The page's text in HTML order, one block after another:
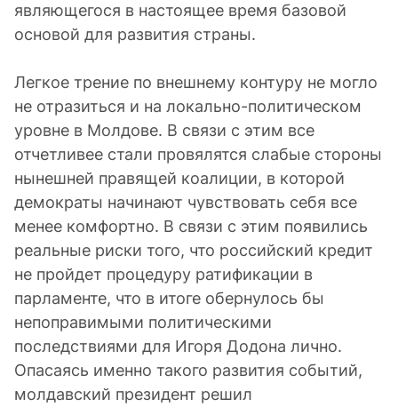
являющегося в настоящее время базовой
основой для развития страны.
Легкое трение по внешнему контуру не могло
не отразиться и на локально-политическом
уровне в Молдове. В связи с этим все
отчетливее стали провялятся слабые стороны
нынешней правящей коалиции, в которой
демократы начинают чувствовать себя все
менее комфортно. В связи с этим появились
реальные риски того, что российский кредит
не пройдет процедуру ратификации в
парламенте, что в итоге обернулось бы
непоправимыми политическими
последствиями для Игоря Додона лично.
Опасаясь именно такого развития событий,
молдавский президент решил